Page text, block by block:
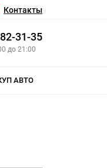
Контакты
31-35
до 21:00
АВТО